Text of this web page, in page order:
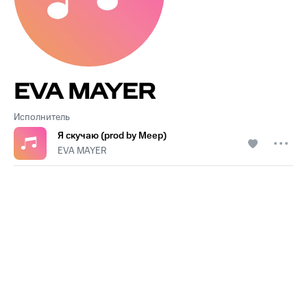
Исполнитель
EVA MAYER
Я скучаю (prod by Meep)
EVA MAYER